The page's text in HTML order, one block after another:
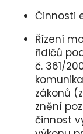
Činnosti
Řízení
řidičů
č. 361/
zákonů
znění
činnost